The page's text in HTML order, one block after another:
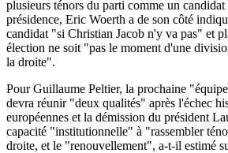
plusieurs ténors du parti comme un
présidence, Eric Woerth a de son côté
candidat "si Christian Jacob n'y va pas" et
élection ne soit "pas le moment d'une
la droite".
Pour Guillaume Peltier, la prochaine
devra réunir "deux qualités" après l'échec
européennes et la démission du président
capacité "institutionnelle" à "rassembler
droite, et le "renouvellement", a-t-il estimé